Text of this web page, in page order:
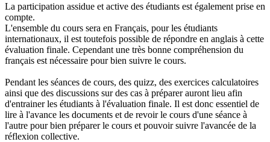
La participation assidue et active des étudiants est également prise en
compte.
L'ensemble du cours sera en Français, pour les étudiants
internationaux, il est toutefois possible de répondre en anglais à cette
évaluation finale. Cependant une très bonne compréhension du
français est nécessaire pour bien suivre le cours.
Pendant les séances de cours, des quizz, des exercices calculatoires
ainsi que des discussions sur des cas à préparer auront lieu afin
d'entrainer les étudiants à l'évaluation finale. Il est donc essentiel de
lire à l'avance les documents et de revoir le cours d'une séance à
l'autre pour bien préparer le cours et pouvoir suivre l'avancée de la
réflexion collective.